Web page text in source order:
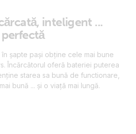
inteligent ...
șapte pași obține cele mai bune
Încărcătorul oferă bateriei puterea
starea sa bună de functionare,
bună ... și o viață mai lungă.